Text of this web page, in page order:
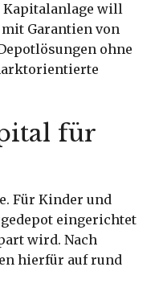
Kapitalanlage will
Garantien von
ohne
für
Für Kinder und
eingerichtet
wird. Nach
hierfür auf rund